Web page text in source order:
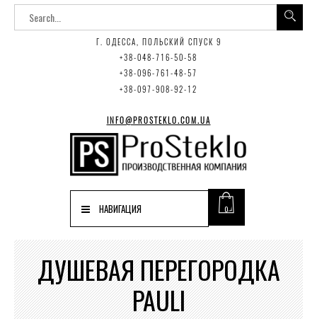
Г. ОДЕССА, ПОЛЬСКИЙ СПУСК 9
+38-048-716-50-58
+38-096-761-48-57
+38-097-908-92-12
INFO@PROSTEKLO.COM.UA
0
НАВИГАЦИЯ
ДУШЕВАЯ ПЕРЕГОРОДКА
PAULI